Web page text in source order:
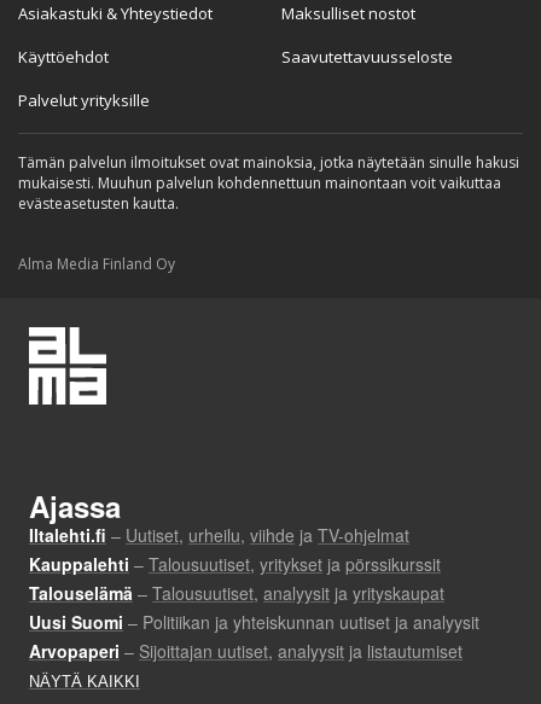
Asiakastuki & Yhteystiedot
Käyttöehdot
Palvelut yrityksille
Maksulliset nostot
Saavutettavuusseloste
Tämän palvelun ilmoitukset ovat mainoksia, jotka näytetään sinulle hakusi
mukaisesti. Muuhun palvelun kohdennettuun mainontaan voit vaikuttaa
evästeasetusten kautta.
Alma Media Finland Oy